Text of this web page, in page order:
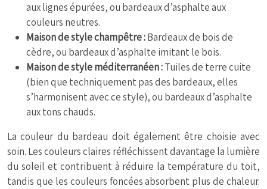
aux lignes épurées, ou bardeaux d’asphalte aux
couleurs neutres.
Maison de style champêtre :Bardeaux de bois de
cèdre, ou bardeaux d’asphalte imitant le bois.
Maison de style méditerranéen :Tuiles de terre cuite
(bien que techniquement pas des bardeaux, elles
s’harmonisent avec ce style), ou bardeaux d’asphalte
aux tons chauds.
La couleur du bardeau doit également être choisie avec
soin. Les couleurs claires réfléchissent davantage la lumière
du soleil et contribuent à réduire la température du toit,
tandis que les couleurs foncées absorbent plus de chaleur.